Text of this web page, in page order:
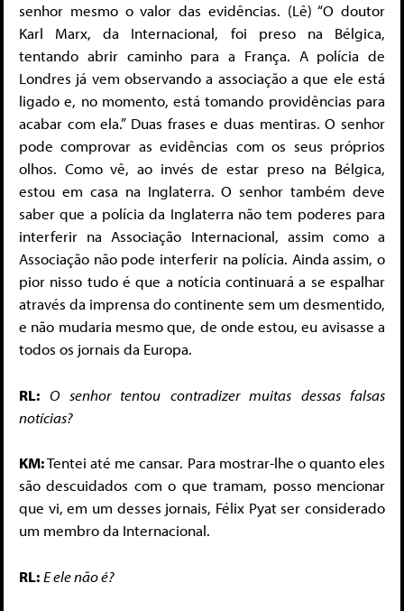
senhor mesmo o valor das evidências. (Lê) “O doutor
Karl Marx, da Internacional, foi preso na Bélgica,
tentando abrir caminho para a França. A polícia de
Londres já vem observando a associação a que ele está
ligado e, no momento, está tomando providências para
acabar com ela.” Duas frases e duas mentiras. O senhor
pode comprovar as evidências com os seus próprios
olhos. Como vê, ao invés de estar preso na Bélgica,
estou em casa na Inglaterra. O senhor também deve
saber que a polícia da Inglaterra não tem poderes para
interferir na Associação Internacional, assim como a
Associação não pode interferir na polícia. Ainda assim, o
pior nisso tudo é que a notícia continuará a se espalhar
através da imprensa do continente sem um desmentido,
e não mudaria mesmo que, de onde estou, eu avisasse a
todos os jornais da Europa.
RL: O senhor tentou contradizer muitas dessas falsas
notícias?
KM:Tentei até me cansar. Para mostrar-lhe o quanto eles
são descuidados com o que tramam, posso mencionar
que vi, em um desses jornais, Félix Pyat ser considerado
um membro da Internacional.
RL:E ele não é?